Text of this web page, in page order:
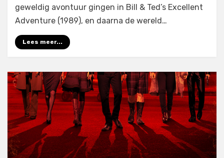
geweldig avontuur gingen in Bill & Ted’s Excellent
Adventure (1989), en daarna de wereld…
Lees meer...